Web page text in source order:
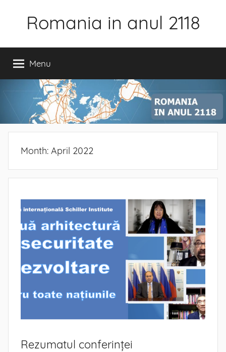
Romania in anul 2118
Menu
Month: April 2022
Rezumatul conferinței